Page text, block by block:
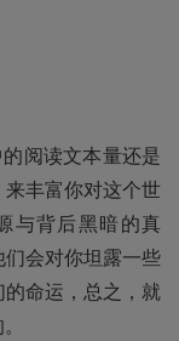
阅读文本量还是
丰富你对这个世
与背后黑暗的真
会对你坦露一些
命运，总之，就